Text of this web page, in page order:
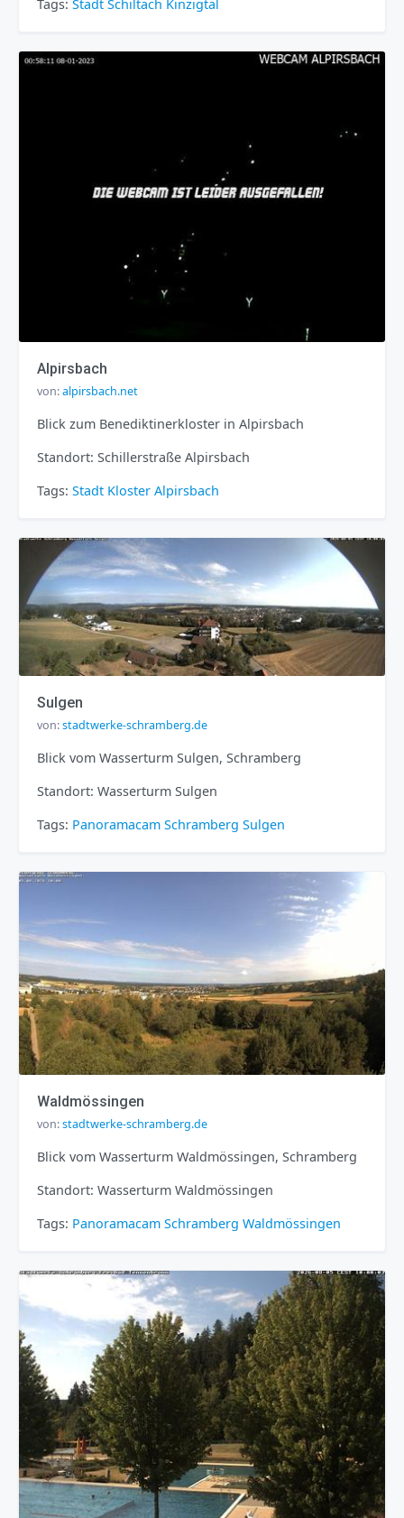
Tags: Stadt Schiltach Kinzigtal
Alpirsbach
von:alpirsbach.net
Blick zum Benediktinerkloster in Alpirsbach
Standort: Schillerstraße Alpirsbach
Tags: Stadt Kloster Alpirsbach
Sulgen
von:stadtwerke-schramberg.de
Blick vom Wasserturm Sulgen, Schramberg
Standort: Wasserturm Sulgen
Tags: Panoramacam Schramberg Sulgen
Waldmössingen
von:stadtwerke-schramberg.de
Blick vom Wasserturm Waldmössingen, Schramberg
Standort: Wasserturm Waldmössingen
Tags: Panoramacam Schramberg Waldmössingen